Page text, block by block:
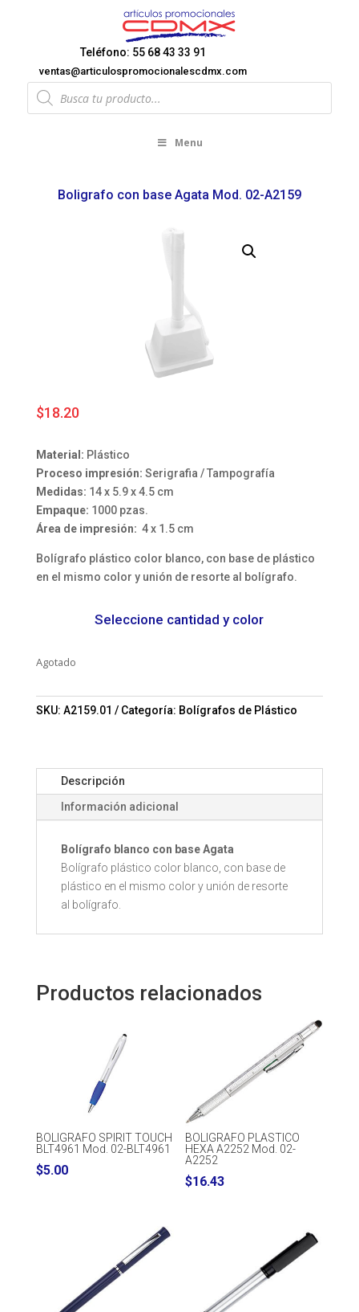
Teléfono: 55 68 43 33 91
ventas@articulospromocionalescdmx.com
Products
search
Menu
Boligrafo con base Agata Mod. 02-A2159
$18.20
Material: Plástico
Proceso impresión: Serigrafia / Tampografía
Medidas: 14 x 5.9 x 4.5 cm
Empaque: 1000 pzas.
Área de impresión: 4 x 1.5 cm
Bolígrafo plástico color blanco, con base de plástico
en el mismo color y unión de resorte al bolígrafo.
Seleccione cantidad y color
Agotado
SKU: A2159.01 Categoría: Bolígrafos de Plástico
Descripción
Información adicional
Bolígrafo blanco con base Agata
Bolígrafo plástico color blanco, con base de
plástico en el mismo color y unión de resorte
al bolígrafo.
Productos relacionados
BOLIGRAFO SPIRIT TOUCH
BLT4961 Mod. 02-BLT4961
$5.00
BOLIGRAFO PLASTICO
HEXA A2252 Mod. 02-
A2252
$16.43